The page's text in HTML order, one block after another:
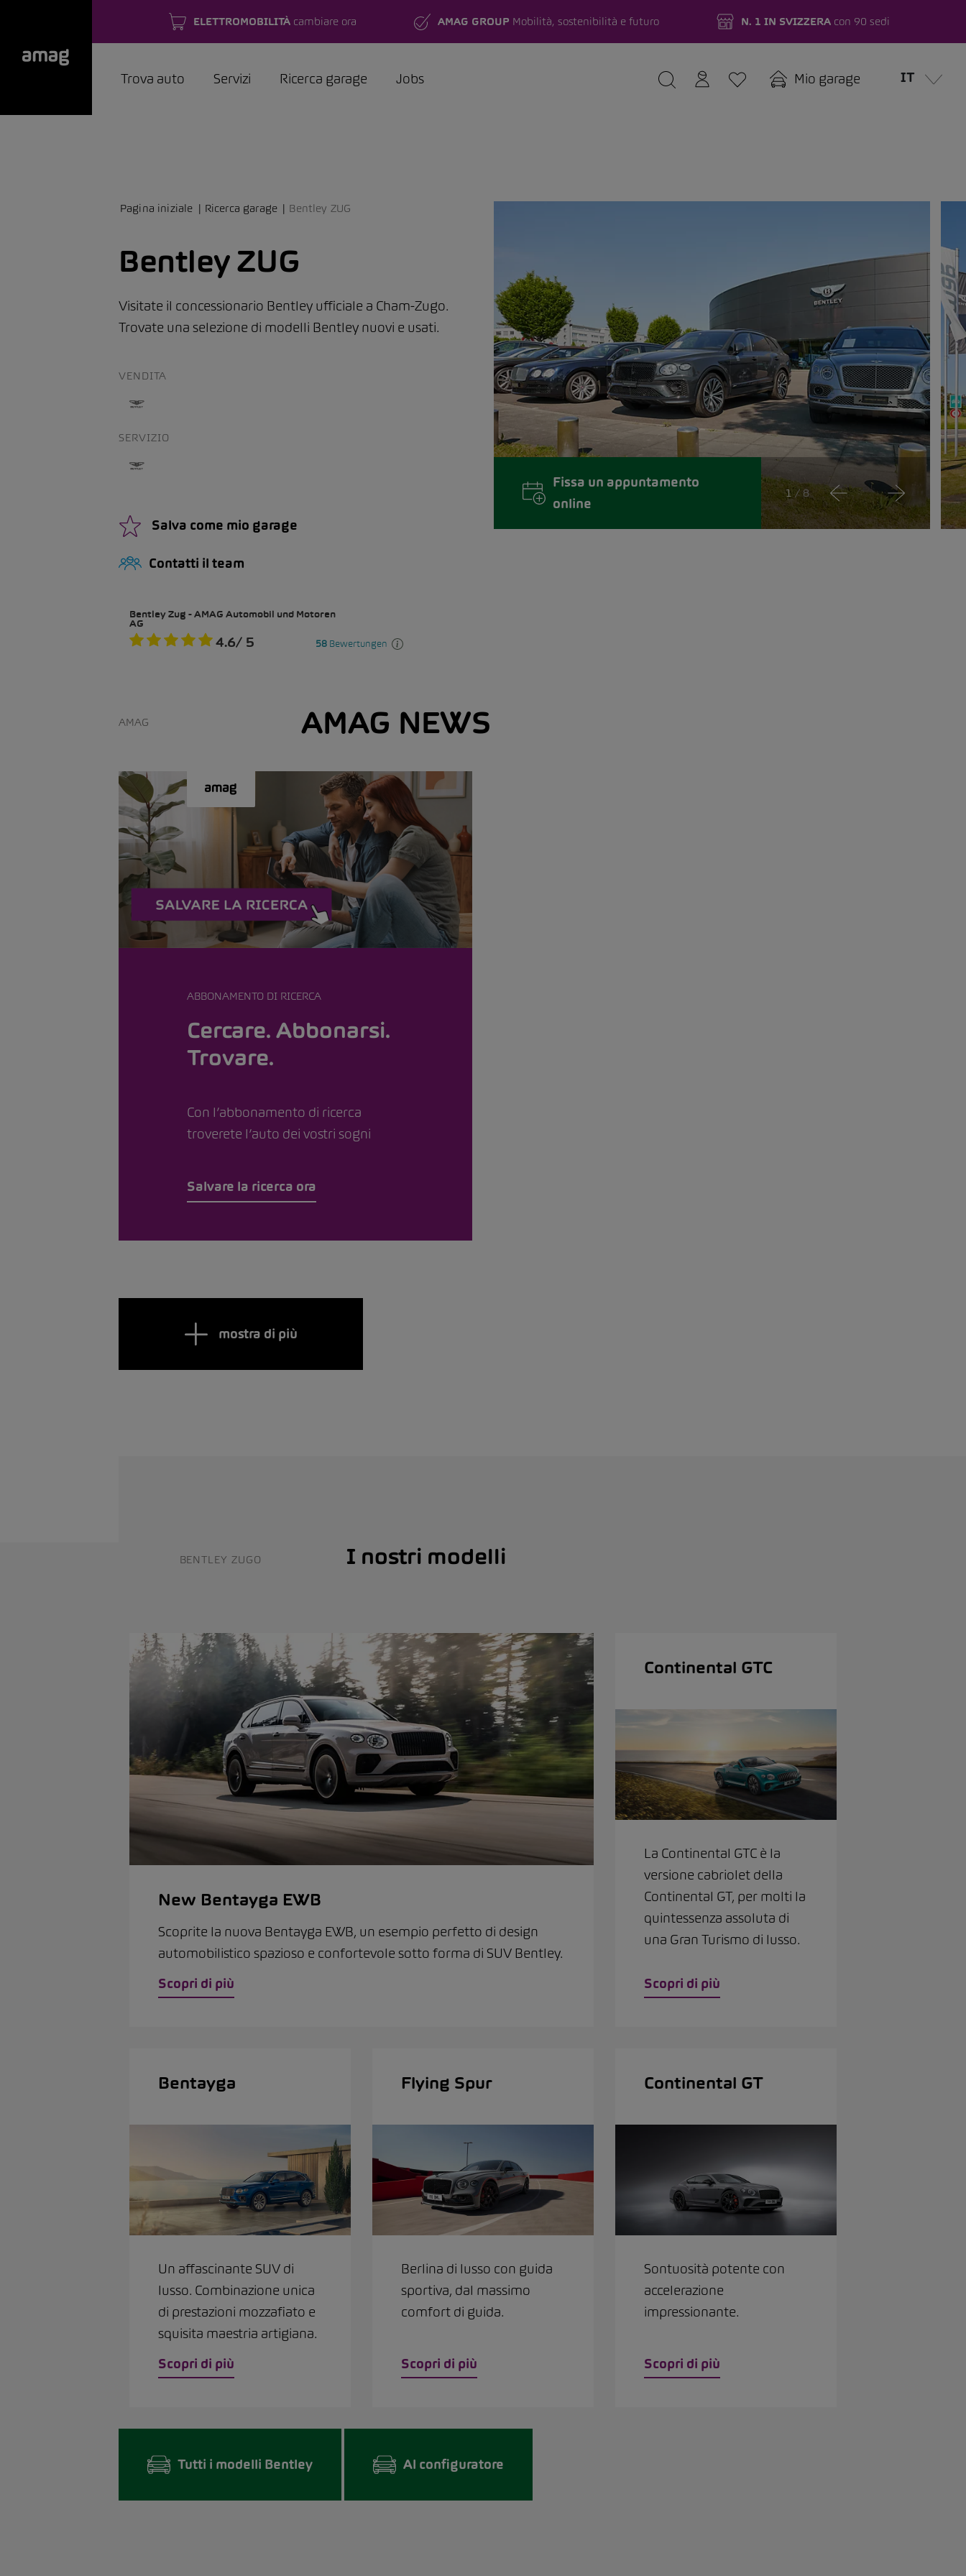
ELETTROMOBILITÀcambiare ora AMAG GROUP Mobilità, sostenibilità e futuro N. 1 IN SVIZZERAcon 90 sedi
Trova auto Servizi Ricerca garage Jobs Mio garage IT
Pagina iniziale Ricerca garage Bentley ZUG
Bentley ZUG
Visitate il concessionario Bentley ufficiale a Cham-Zugo.
Trovate una selezione di modelli Bentley nuovi e usati.
VENDITA
SERVIZIO
Salva come mio garage
Contatti il team
Fissa un appuntamento
online
1 / 8
AMAG AMAG NEWS
ABBONAMENTO DI RICERCA
Cercare. Abbonarsi.
Trovare.
Con l’abbonamento di ricerca
troverete l’auto dei vostri sogni
Salvare la ricerca ora
mostra di più
BENTLEY ZUGO I nostri modelli
New Bentayga EWB
Scoprite la nuova Bentayga EWB, un esempio perfetto di design
automobilistico spazioso e confortevole sotto forma di SUV Bentley.
Scopri di più
Continental GTC
La Continental GTC è la
versione cabriolet della
Continental GT, per molti la
quintessenza assoluta di
una Gran Turismo di lusso.
Scopri di più
Bentayga
Un affascinante SUV di
lusso. Combinazione unica
di prestazioni mozzafiato e
squisita maestria artigiana.
Scopri di più
Flying Spur
Berlina di lusso con guida
sportiva, dal massimo
comfort di guida.
Scopri di più
Continental GT
Sontuosità potente con
accelerazione
impressionante.
Scopri di più
Tutti i modelli Bentley Al configuratore